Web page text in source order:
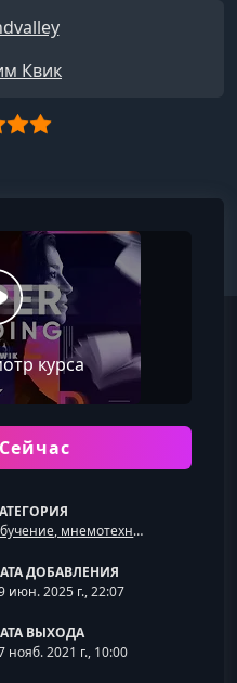
Квик
курса
Обучение, мнемотехника и скорочтение
ДОБАВЛЕНИЯ
июн. 2025 г., 22:07
ВЫХОДА
нояб. 2021 г., 10:00